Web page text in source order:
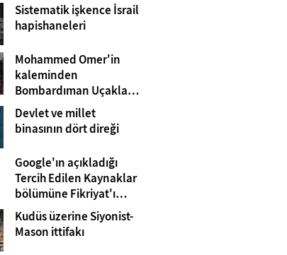
Sistematik işkence İsrail
hapishaneleri
Mohammed Omer'in
kaleminden
Bombardıman Uçakları
ve Tanklar Arasında
Gazze
Devlet ve millet
binasının dört direği
Google'ın açıkladığı
Tercih Edilen Kaynaklar
bölümüne Fikriyat'ı
eklemeyi unutmayın!
Kudüs üzerine Siyonist-
Mason ittifakı